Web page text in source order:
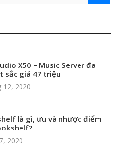
X50 – Music Server đa
sắc giá 47 triệu
12, 2020
là gì, ưu và nhược điểm
2020